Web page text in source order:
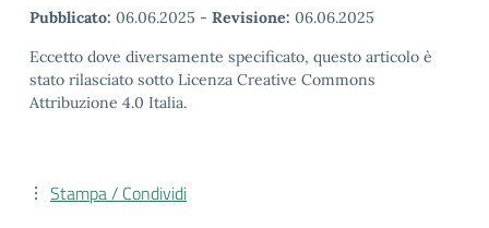
Pubblicato: 06.06.2025 - Revisione: 06.06.2025
Eccetto dove diversamente specificato, questo articolo è
stato rilasciato sotto Licenza Creative Commons
Attribuzione 4.0 Italia.
Stampa / Condividi